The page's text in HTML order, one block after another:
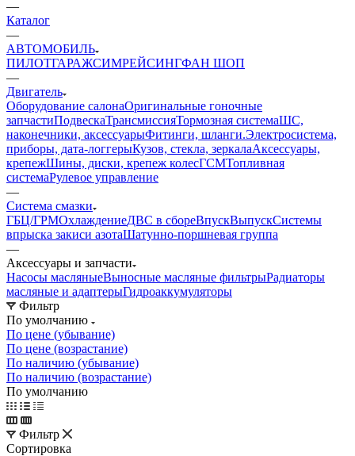
—
Каталог
—
АВТОМОБИЛЬ
ПИЛОТГАРАЖСИМРЕЙСИНГФАН ШОП
—
Двигатель
Оборудование салонаОригинальные гоночные
запчастиПодвескаТрансмиссияТормозная системаШС,
наконечники, аксессуарыФитинги, шланги.Электросистема,
приборы, дата-логгерыКузов, стекла, зеркалаАксессуары,
крепежШины, диски, крепеж колесГСМТопливная
системаРулевое управление
—
Система смазки
ГБЦ/ГРМОхлаждениеДВС в сбореВпускВыпускСистемы
впрыска закиси азотаШатунно-поршневая группа
—
Аксессуары и запчасти
Насосы масляныеВыносные масляные фильтрыРадиаторы
масляные и адаптерыГидроаккумуляторы
Фильтр
По умолчанию
По цене (убывание)
По цене (возрастание)
По наличию (убывание)
По наличию (возрастание)
По умолчанию
Фильтр
Сортировка